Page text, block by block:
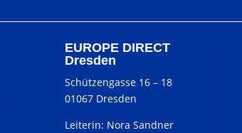
EUROPE DIRECT
Dresden
Schützengasse 16 – 18
01067 Dresden
Leiterin: Nora Sandner